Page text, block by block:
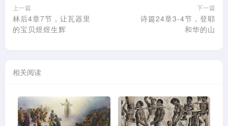
上一篇
林后4章7节，让瓦器里
的宝贝煜煜生辉
下一篇
诗篇24章3-4节，登耶
和华的山
相关阅读